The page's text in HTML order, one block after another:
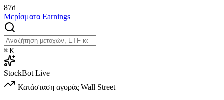
87d
Μερίσματα Earnings
⌘ K
StockBot Live
Κατάσταση αγοράς Wall Street